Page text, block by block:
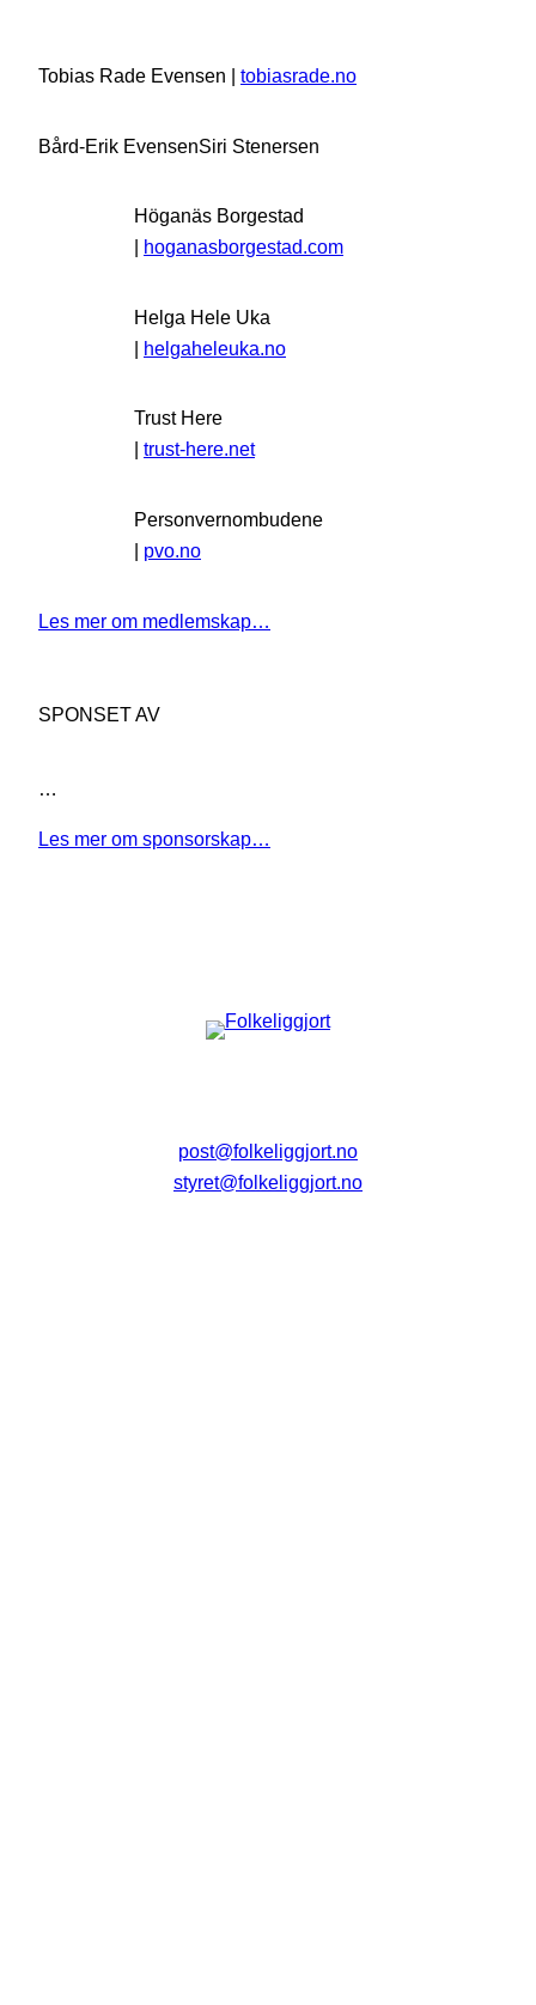
Tobias Rade Evensen | tobiasrade.no
Bård-Erik EvensenSiri Stenersen
Höganäs Borgestad
| hoganasborgestad.com
Helga Hele Uka
| helgaheleuka.no
Trust Here
trust-here.net
Personvernombudene
| pvo.no
Les mer om medlemskap…
SPONSET AV
…
Les mer om sponsorskap…
post@folkeliggjort.no
styret@folkeliggjort.no